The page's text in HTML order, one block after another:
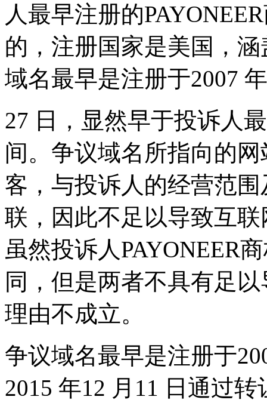
人最早注册的
的，注册国家是美国，
域名最早是注册于2007
27 日，显然早于投诉人
间。争议域名所指向的
客，与投诉人的经营范
联，因此不足以导致互
虽然投诉人PAYONEER
同，但是两者不具有足
理由不成立。
争议域名最早是注册于
2015 年12 月11 日通过